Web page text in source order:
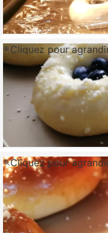
Cliquez pour
Cliquez pour